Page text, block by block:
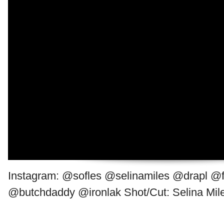
Instagram: @sofles @selinamiles @drapl
@butchdaddy @ironlak Shot/Cut: Selina